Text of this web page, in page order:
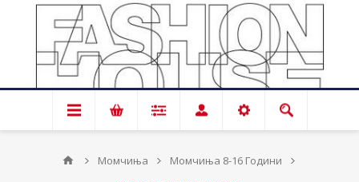
Момчиња
Момчиња 8-16 Години